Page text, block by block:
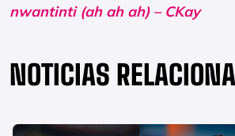
nwantinti (ah ah ah) – CKay
NOTICIAS